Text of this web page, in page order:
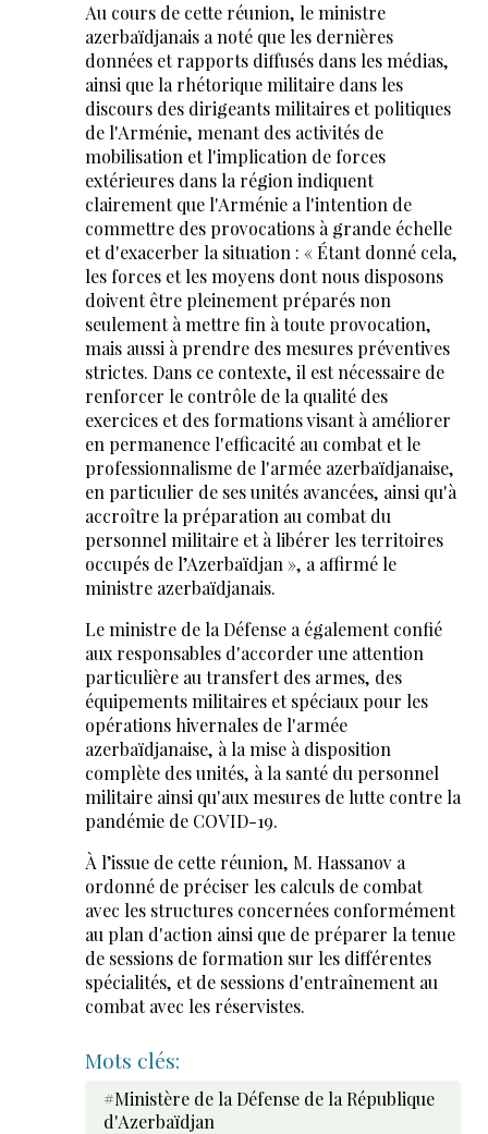
Au cours de cette réunion, le ministre
azerbaïdjanais a noté que les dernières
données et rapports diffusés dans les médias,
ainsi que la rhétorique militaire dans les
discours des dirigeants militaires et politiques
de l'Arménie, menant des activités de
mobilisation et l'implication de forces
extérieures dans la région indiquent
clairement que l'Arménie a l'intention de
commettre des provocations à grande échelle
et d'exacerber la situation : « Étant donné cela,
les forces et les moyens dont nous disposons
doivent être pleinement préparés non
seulement à mettre fin à toute provocation,
mais aussi à prendre des mesures préventives
strictes. Dans ce contexte, il est nécessaire de
renforcer le contrôle de la qualité des
exercices et des formations visant à améliorer
en permanence l'efficacité au combat et le
professionnalisme de l'armée azerbaïdjanaise,
en particulier de ses unités avancées, ainsi qu'à
accroître la préparation au combat du
personnel militaire et à libérer les territoires
occupés de l’Azerbaïdjan », a affirmé le
ministre azerbaïdjanais.
Le ministre de la Défense a également confié
aux responsables d'accorder une attention
particulière au transfert des armes, des
équipements militaires et spéciaux pour les
opérations hivernales de l'armée
azerbaïdjanaise, à la mise à disposition
complète des unités, à la santé du personnel
militaire ainsi qu'aux mesures de lutte contre la
pandémie de COVID-19.
À l’issue de cette réunion, M. Hassanov a
ordonné de préciser les calculs de combat
avec les structures concernées conformément
au plan d'action ainsi que de préparer la tenue
de sessions de formation sur les différentes
spécialités, et de sessions d'entraînement au
combat avec les réservistes.
Mots clés:
#Ministère de la Défense de la République
d'Azerbaïdjan